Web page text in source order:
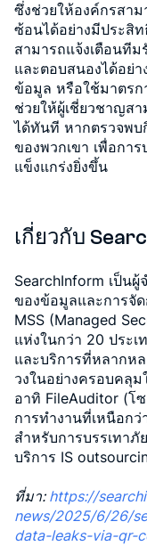
ซึ่งช่วยให้องค์กรสา
ซ้อนได้อย่างมีประสิท
สามารถแจ้งเตือนที
และตอบสนองได้อย่า
ข้อมูล หรือใช้มาตรก
ช่วยให้ผู้เชี่ยวชาญส
ได้ทันที หากตรวจพบ
ของพวกเขา เพื่อกา
แข็งแกร่งยิ่งขึ้น
เกี่ยวกับ
SearchInform เป็น
ของข้อมูลและการจัด
MSS (Managed
แห่งในกว่า 20 ประ
และบริการที่หลากห
วงในอย่างครอบคลุ
อาทิ FileAuditor (โ
การทำงานที่เหนือก
สำหรับการบรรเทาภั
บริการ IS
ที่มา: https://
news/2025/6/26/
data-leaks-via-qr-